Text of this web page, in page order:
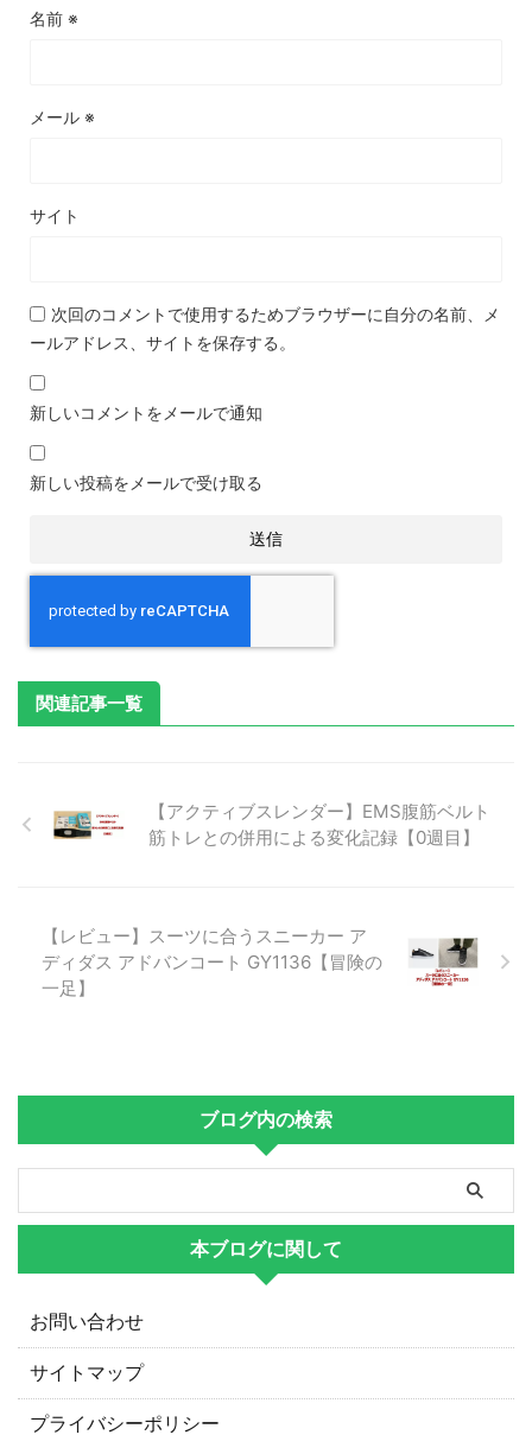
名前 ※
メール ※
サイト
次回のコメントで使用するためブラウザーに自分の名前、メ
ールアドレス、サイトを保存する。
新しいコメントをメールで通知
新しい投稿をメールで受け取る
関連記事一覧
【アクティブスレンダー】EMS腹筋ベルト
筋トレとの併用による変化記録【0週目】
【レビュー】スーツに合うスニーカー ア
ディダス アドバンコート GY1136【冒険の
一足】
ブログ内の検索
本ブログに関して
お問い合わせ
サイトマップ
プライバシーポリシー